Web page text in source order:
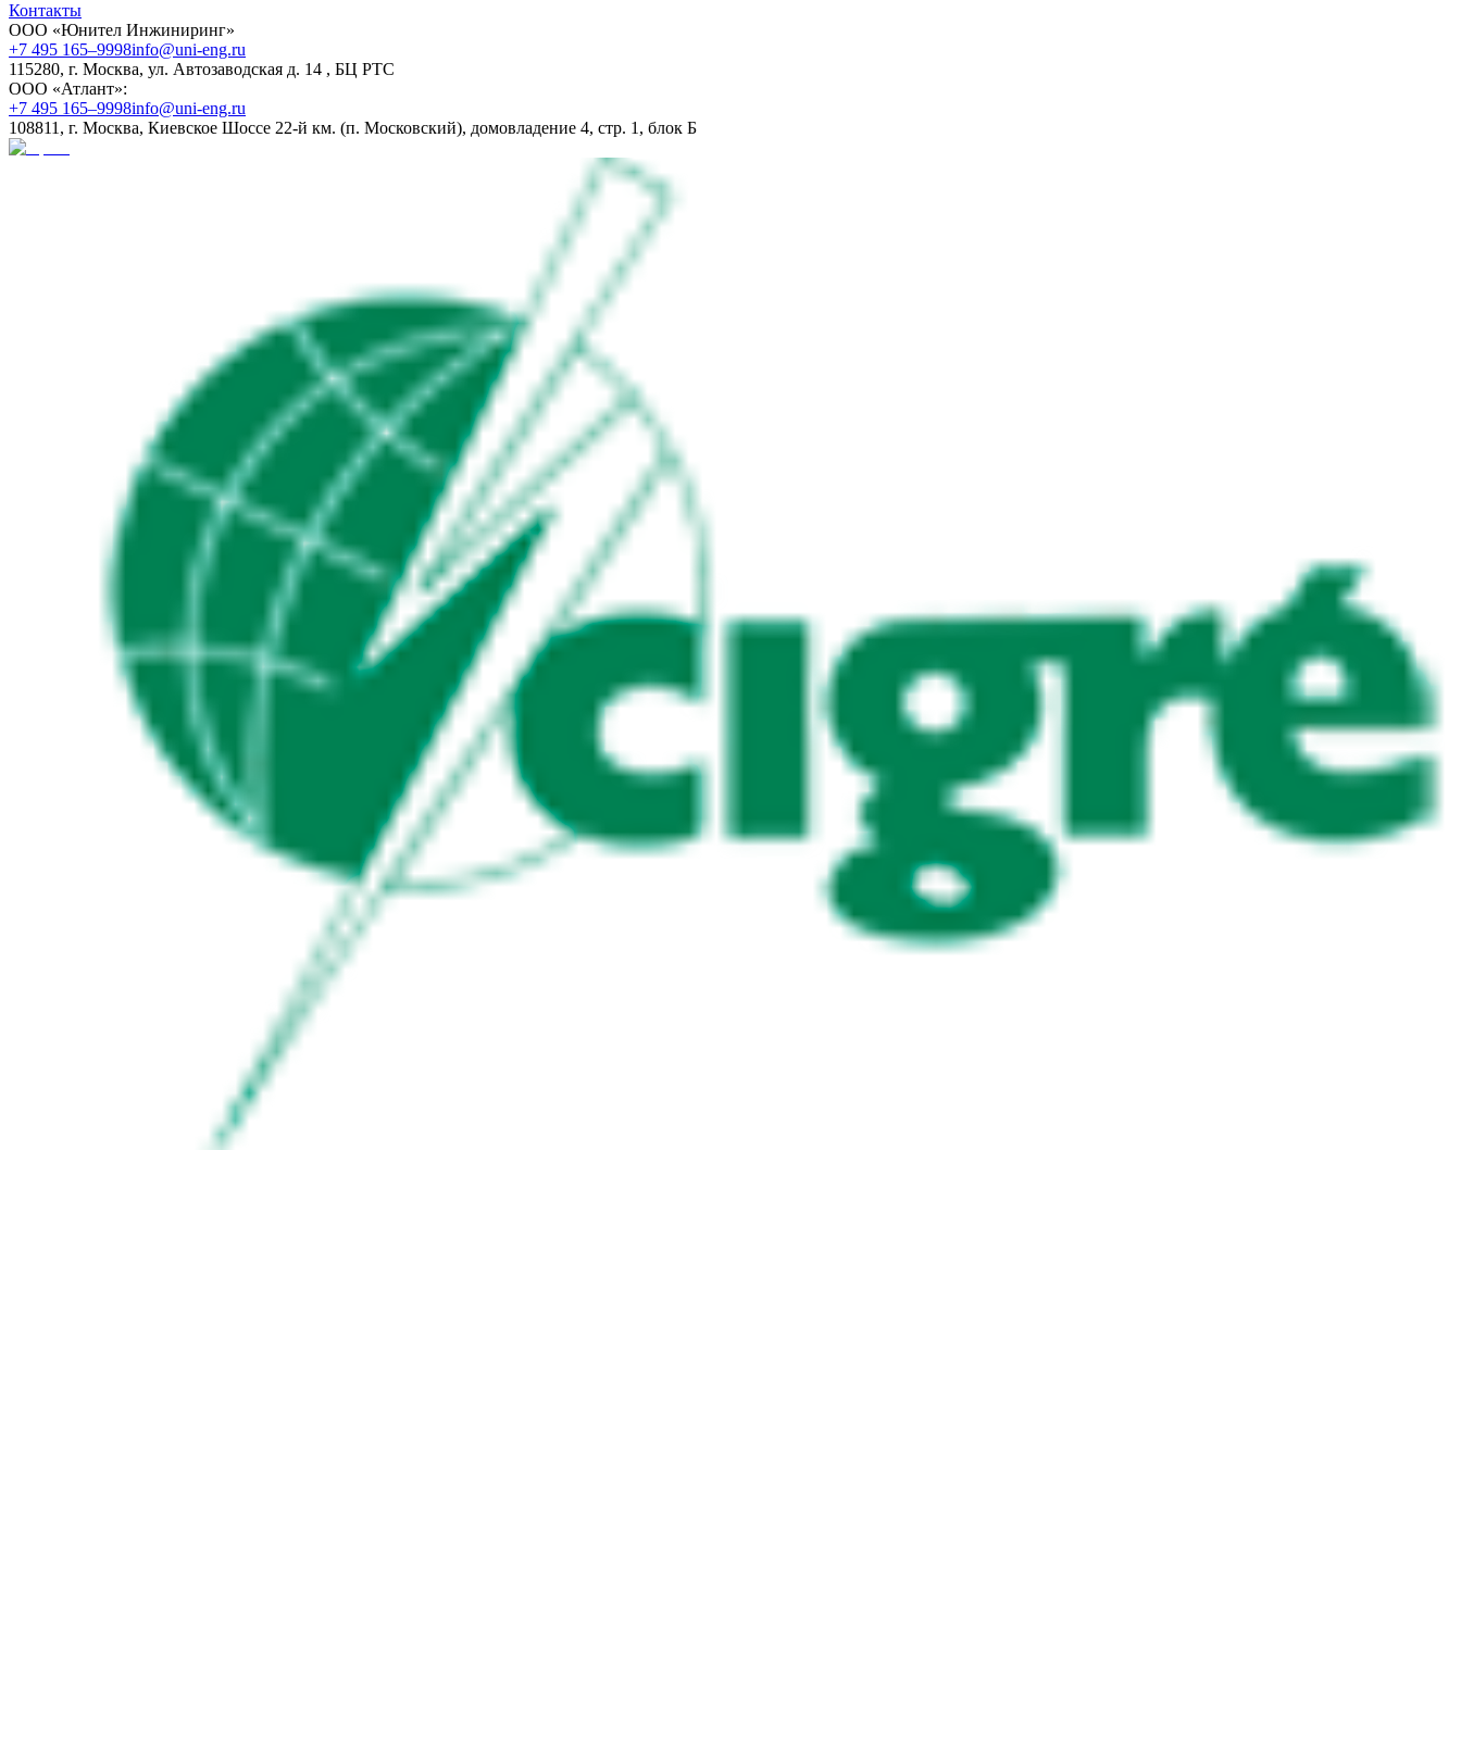
Контакты
ООО «Юнител Инжиниринг»
+7 495 165–9998info@uni-eng.ru
115280, г. Москва, ул. Автозаводская д. 14 , БЦ РТС
ООО «Атлант»:
+7 495 165–9998info@uni-eng.ru
108811, г. Москва, Киевское Шоссе 22-й км. (п. Московский), домовладение 4, стр. 1, блок Б